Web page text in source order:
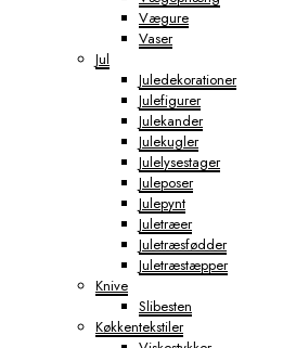
Vægure
Vaser
Jul
Juledekorationer
Julefigurer
Julekander
Julekugler
Julelysestager
Juleposer
Julepynt
Juletræer
Juletræsfødder
Juletræstæpper
Knive
Slibesten
Køkkentekstiler